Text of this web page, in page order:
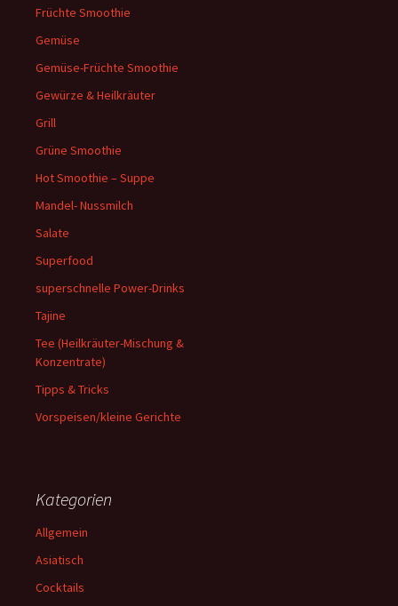
Früchte Smoothie
Gemüse
Gemüse-Früchte Smoothie
Gewürze & Heilkräuter
Grill
Grüne Smoothie
Hot Smoothie – Suppe
Mandel- Nussmilch
Salate
Superfood
superschnelle Power-Drinks
Tajine
Tee (Heilkräuter-Mischung &
Konzentrate)
Tipps & Tricks
Vorspeisen/kleine Gerichte
Kategorien
Allgemein
Asiatisch
Cocktails